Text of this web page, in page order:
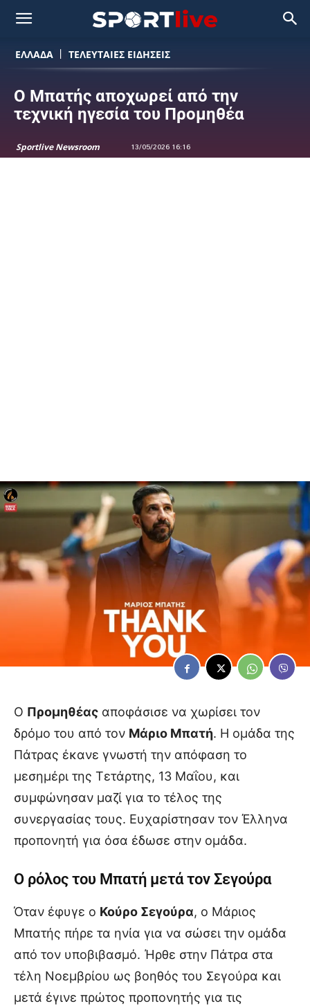
ΕΛΛΑΔΑ ΤΕΛΕΥΤΑΙΕΣ ΕΙΔΗΣΕΙΣ
Ο Μπατής αποχωρεί από την
τεχνική ηγεσία του Προμηθέα
Sportlive Newsroom 13/05/2026 16:16
Ο Προμηθέας αποφάσισε να χωρίσει τον
δρόμο του από τον Μάριο Μπατή. Η ομάδα της
Πάτρας έκανε γνωστή την απόφαση το
μεσημέρι της Τετάρτης, 13 Μαΐου, και
συμφώνησαν μαζί για το τέλος της
συνεργασίας τους. Ευχαρίστησαν τον Έλληνα
προπονητή για όσα έδωσε στην ομάδα.
Ο ρόλος του Μπατή μετά τον Σεγούρα
Όταν έφυγε ο Κούρο Σεγούρα, ο Μάριος
Μπατής πήρε τα ηνία για να σώσει την ομάδα
από τον υποβιβασμό. Ήρθε στην Πάτρα στα
τέλη Νοεμβρίου ως βοηθός του Σεγούρα και
μετά έγινε πρώτος προπονητής για τις